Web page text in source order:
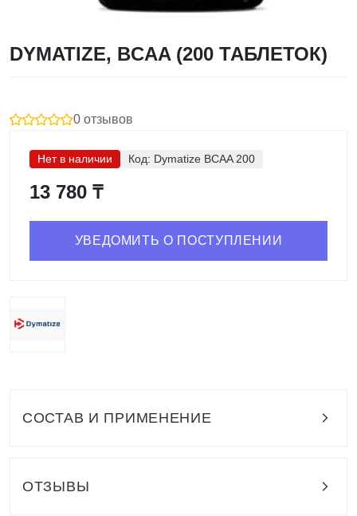
DYMATIZE, BCAA (200 ТАБЛЕТОК)
0 отзывов
Нет в наличии Код: Dymatize BCAA 200
13 780 ₸
УВЕДОМИТЬ О ПОСТУПЛЕНИИ
СОСТАВ И ПРИМЕНЕНИЕ
ОТЗЫВЫ